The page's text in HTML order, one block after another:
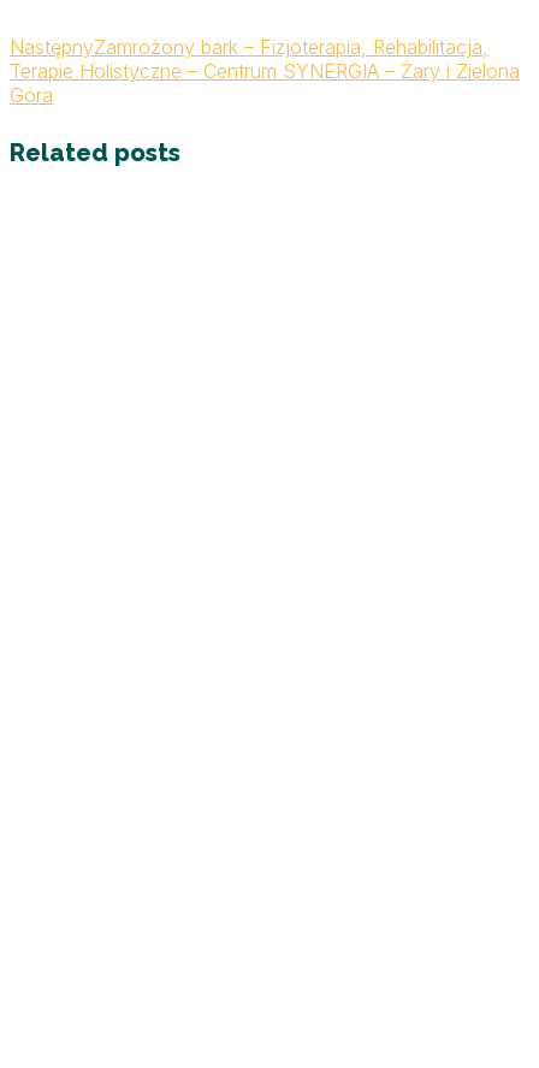
NastępnyZamrożony bark – Fizjoterapia, Rehabilitacja,
Terapie Holistyczne – Centrum SYNERGIA – Żary i Zielona
Góra
Related posts